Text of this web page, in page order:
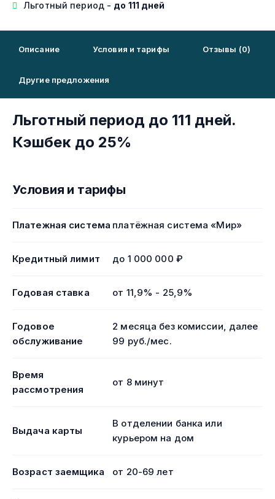
Льготный период - до 111 дней
Описание Условия и тарифы Отзывы (0)
Другие предложения
Льготный период до 111 дней.
Кэшбек до 25%
Условия и тарифы
Платежная система платёжная система «Мир»
Кредитный лимит до 1 000 000 ₽
Годовая ставка от 11,9% - 25,9%
Годовое
обслуживание
2 месяца без комиссии, далее
99 руб./мес.
Время
рассмотрения
от 8 минут
Выдача карты
В отделении банка или
курьером на дом
Возраст заемщика от 20-69 лет